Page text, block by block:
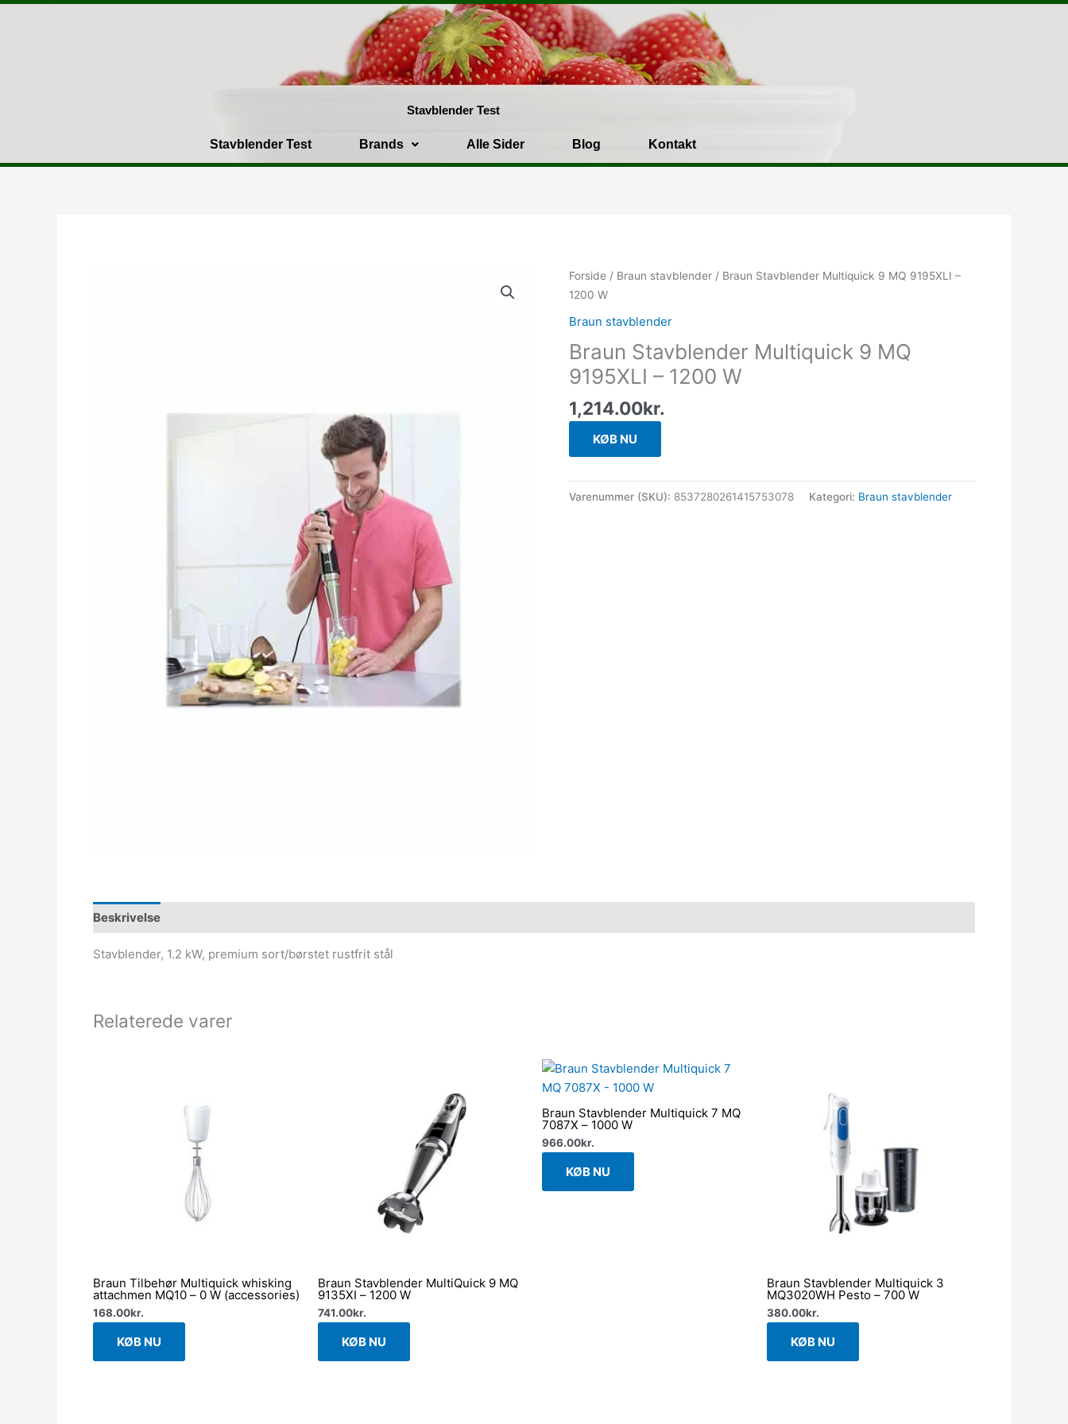
Gå
Stavblender Test
Stavblender Test Brands Alle Sider Blog Kontakt
Forside / Braun stavblender / Braun Stavblender Multiquick 9 MQ 9195XLI –
1200 W
Braun stavblender
Braun Stavblender Multiquick 9 MQ
9195XLI – 1200 W
1,214.00kr.
KØB NU
Varenummer (SKU): 8537280261415753078 Kategori: Braun stavblender
Beskrivelse
Stavblender, 1.2 kW, premium sort/børstet rustfrit stål
Relaterede varer
Braun Tilbehør Multiquick whisking
attachmen MQ10 – 0 W (accessories)
168.00kr.
KØB NU
Braun Stavblender MultiQuick 9 MQ
9135XI – 1200 W
741.00kr.
KØB NU
Braun Stavblender Multiquick 7 MQ
7087X – 1000 W
966.00kr.
KØB NU
Braun Stavblender Multiquick 3
MQ3020WH Pesto – 700 W
380.00kr.
KØB NU